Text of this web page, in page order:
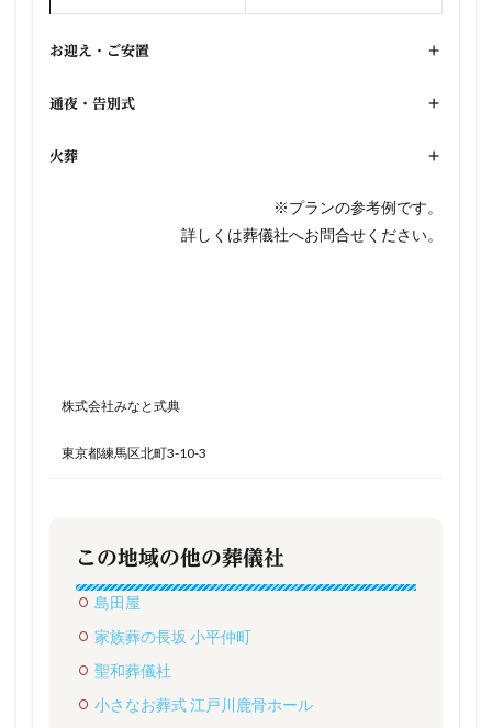
お迎え・ご安置 +
通夜・告別式 +
火葬 +
※プランの参考例です。
詳しくは葬儀社へお問合せください。
株式会社みなと式典
東京都練馬区北町3-10-3
この地域の他の葬儀社
島田屋
家族葬の長坂 小平仲町
聖和葬儀社
小さなお葬式 江戸川鹿骨ホール